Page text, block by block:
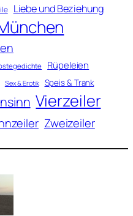
Liebe und Beziehung
Rüpeleien
Sex & Erotik Speis & Trank
Vierzeiler
Zweizeiler